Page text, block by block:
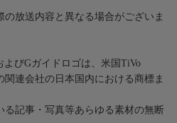
放送内容と異なる場合がございま
びGガイドロゴは、米国TiVo
関連会社の日本国内における商標ま
る記事・写真等あらゆる素材の無断